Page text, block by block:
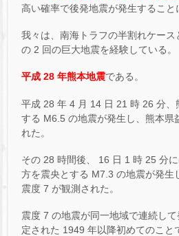
高い確率で後発地震が発生すること
我々は、南海トラフの半割れケー
の 2 回の巨大地震を経験している。
平成 28 年熊本地震である。
平成 28 年 4 月 14 日 21 時 26 分、
する M6.5 の地震が発生し、熊本県
れた。
その 28 時間後、 16 日 1 時 25 分
方を震央とする M7.3 の地震が発生
震度 7 が観測された。
震度 7 の地震が同一地域で連続し
定された 1949 年以降初めてのこと